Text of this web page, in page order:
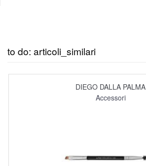
to do: articoli_similari
DIEGO DALLA PALMA
Accessori